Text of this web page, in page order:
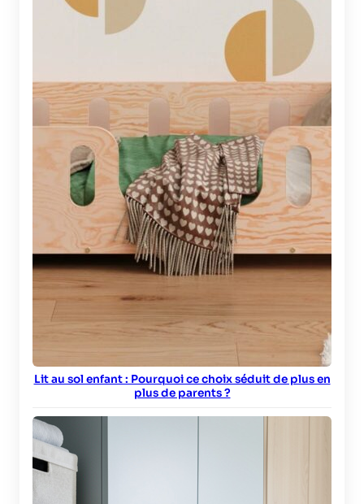
Lit au sol enfant : Pourquoi ce choix séduit de plus en
plus de parents ?